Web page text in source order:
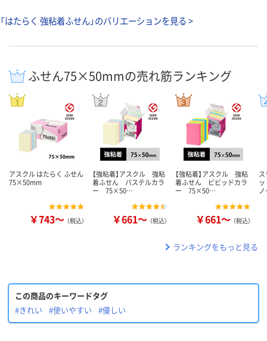
「はたらく 強粘着ふせん」のバリエーションを見る >
ふせん75×50mmの売れ筋ランキング
アスクル はたらく ふせん
75×50mm
￥743～ （税込）
【強粘着】アスクル 強粘
着ふせん パステルカラ
ー 75×50…
￥661～ （税込）
【強粘着】アスクル 強粘
着ふせん ビビッドカラ
ー 75×50…
￥661～ （税込）
ランキングをもっと見る
この商品のキーワードタグ
#きれい
#使いやすい #優しい